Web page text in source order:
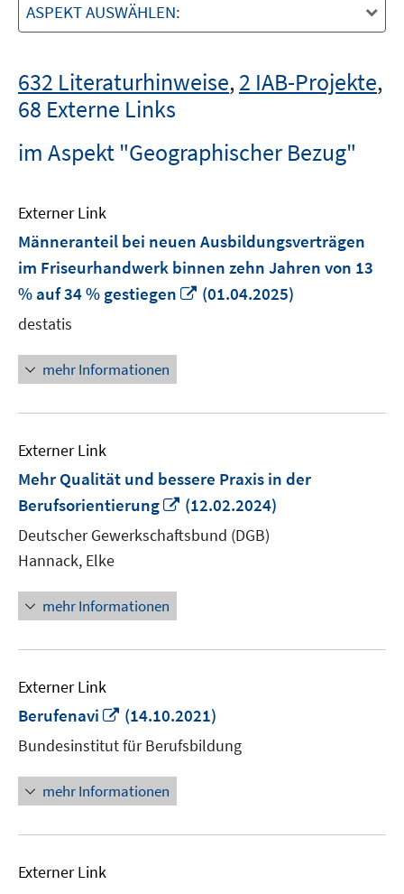
ASPEKT AUSWÄHLEN:
632 Literaturhinweise,2 IAB-Projekte,
68 Externe Links
im Aspekt "Geographischer Bezug"
Externer Link
Männeranteil bei neuen Ausbildungsverträgen
im Friseurhandwerk binnen zehn Jahren von 13
% auf 34 % gestiegen
In
(01.04.2025)
destatis
mehr Informationen
Externer Link
Mehr Qualität und bessere Praxis in der
Berufsorientierung
In
neuem
Fenster
(12.02.2024)
Deutscher Gewerkschaftsbund (DGB)
Hannack, Elke
mehr Informationen
Externer Link
Berufenavi
In
neuem
Fenster
öffnen
(14.10.2021)
Bundesinstitut für Berufsbildung
mehr Informationen
Externer Link